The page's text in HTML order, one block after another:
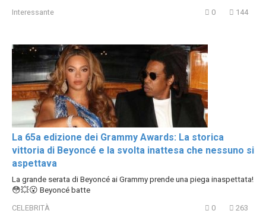
Interessante 0 144
La 65a edizione dei Grammy Awards: La storica
vittoria di Beyoncé e la svolta inattesa che nessuno si
aspettava
La grande serata di Beyoncé ai Grammy prende una piega inaspettata!
😳💥😮 Beyoncé batte
CELEBRITÀ 0 263